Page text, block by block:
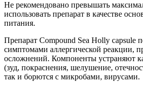
Не рекомендовано превышать
использовать препарат в качестве
питания.
Препарат Compound Sea Holly capsule
симптомами аллергической реакции,
осложнений. Компоненты устраняют
(зуд, покраснения, шелушение,
так и борются с микробами, вирусами.